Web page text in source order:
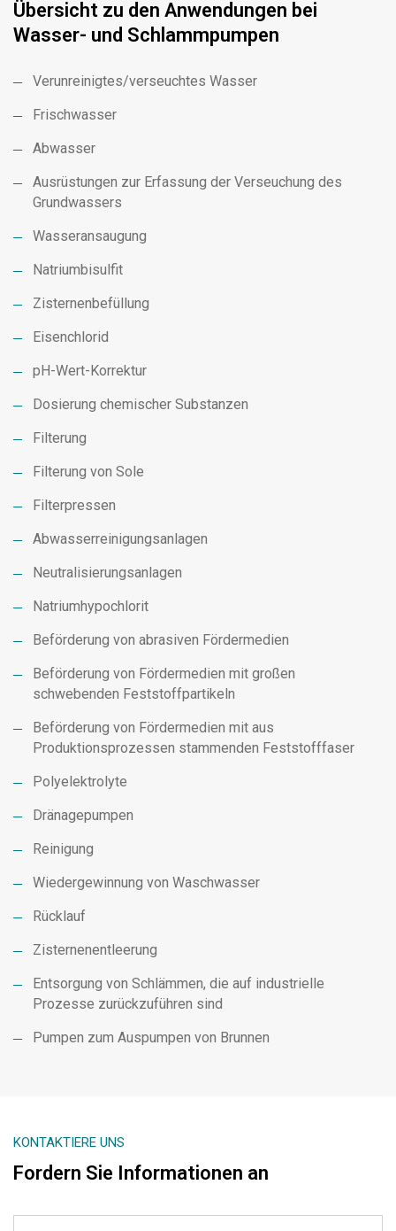
Übersicht zu den Anwendungen bei
Wasser- und Schlammpumpen
Verunreinigtes/verseuchtes Wasser
Frischwasser
Abwasser
Ausrüstungen zur Erfassung der Verseuchung des
Grundwassers
Wasseransaugung
Natriumbisulfit
Zisternenbefüllung
Eisenchlorid
pH-Wert-Korrektur
Dosierung chemischer Substanzen
Filterung
Filterung von Sole
Filterpressen
Abwasserreinigungsanlagen
Neutralisierungsanlagen
Natriumhypochlorit
Beförderung von abrasiven Fördermedien
Beförderung von Fördermedien mit großen
schwebenden Feststoffpartikeln
Beförderung von Fördermedien mit aus
Produktionsprozessen stammenden Feststofffaser
Polyelektrolyte
Dränagepumpen
Reinigung
Wiedergewinnung von Waschwasser
Rücklauf
Zisternenentleerung
Entsorgung von Schlämmen, die auf industrielle
Prozesse zurückzuführen sind
Pumpen zum Auspumpen von Brunnen
KONTAKTIERE UNS
Fordern Sie Informationen an